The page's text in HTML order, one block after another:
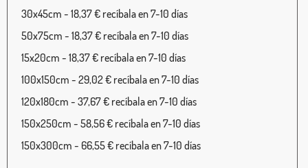
30x45cm - 18,37 € recíbala en 7-10 días
50x75cm - 18,37 € recíbala en 7-10 días
15x20cm - 18,37 € recíbala en 7-10 días
100x150cm - 29,02 € recíbala en 7-10 días
120x180cm - 37,67 € recíbala en 7-10 días
150x250cm - 58,56 € recíbala en 7-10 días
150x300cm - 66,55 € recíbala en 7-10 días